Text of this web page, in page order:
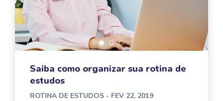
Saiba como organizar sua rotina de
estudos
ROTINA DE ESTUDOS - FEV 22, 2019